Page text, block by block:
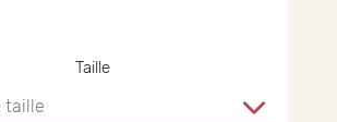
Taille